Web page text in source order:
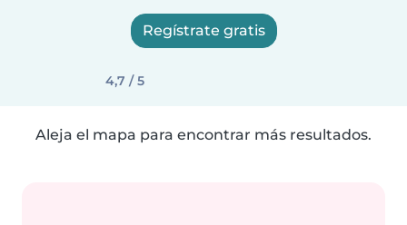
Regístrate gratis
4,7 / 5
Aleja el mapa para encontrar más resultados.